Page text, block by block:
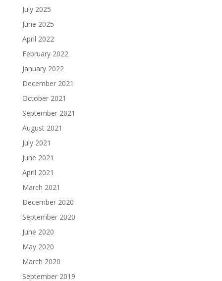
July 2025
June 2025
April 2022
February 2022
January 2022
December 2021
October 2021
September 2021
August 2021
July 2021
June 2021
April 2021
March 2021
December 2020
September 2020
June 2020
May 2020
March 2020
September 2019